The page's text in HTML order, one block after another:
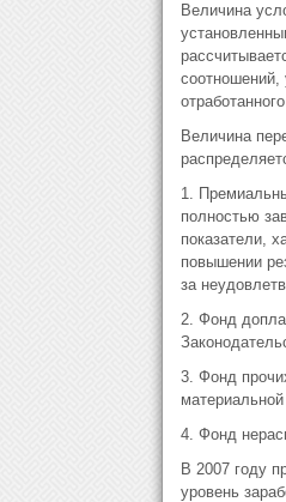
Величина
соотношений,
Величина
1.
полностью
показатели,
повышении
за
2. Фонд
3. Фонд
4. Фонд
В 2007 году
уровень